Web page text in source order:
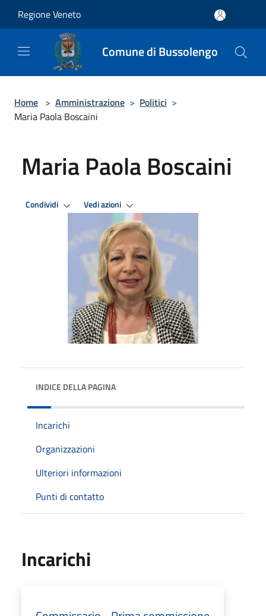
Regione Veneto
Comune di Bussolengo
Home > Amministrazione > Politici >
Maria Paola Boscaini
Maria Paola Boscaini
Condividi Vedi azioni
INDICE DELLA PAGINA
Incarichi
Organizzazioni
Ulteriori informazioni
Punti di contatto
Incarichi